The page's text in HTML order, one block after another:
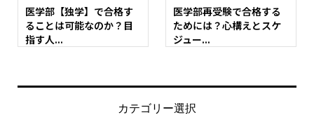
医学部【独学】で合格す
ることは可能なのか？目
指す人...
医学部再受験で合格する
ためには？心構えとスケ
ジュー...
カテゴリー選択